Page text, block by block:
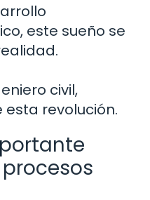
este sueño se
civil,
revolución.